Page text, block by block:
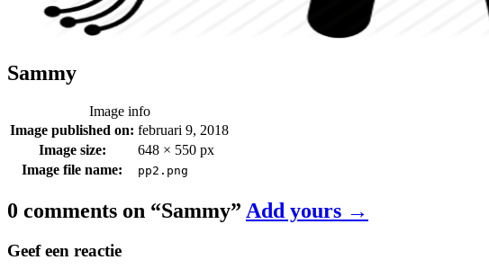
Sammy
Image info
Image published on: februari 9, 2018
Image size:
648 × 550 px
Image file name:
pp2.png
0 comments on “Sammy” Add yours →
Geef een reactie